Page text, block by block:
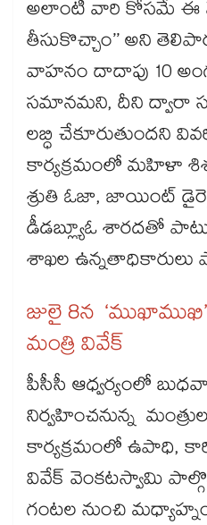
అలాంటి వారి కోసమే ఈ
తీసుకొచ్చాం’’ అని
వాహనం దాదాపు 10
సమానమని, దీని ద్వారా
లబ్ధి చేకూరుతుందని
కార్యక్రమంలో మహిళా
శ్రుతి ఓజా, జాయింట్
డీడబ్ల్యూఓ శారదతో
శాఖల ఉన్నతాధికారులు
జులై 8న
మంత్రి వివేక్
పీసీసీ ఆధ్వర్యంలో
నిర్వహించనున్న
కార్యక్రమంలో ఉపాధి,
వివేక్ వెంకటస్వామి
గంటల నుంచి